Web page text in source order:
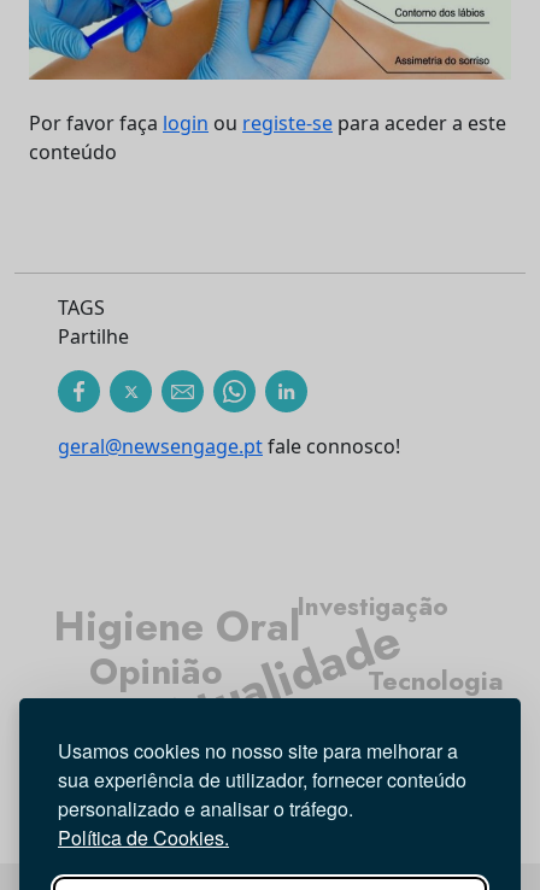
Usamos cookies no nosso site para melhorar a
sua experiência de utilizador, fornecer conteúdo
personalizado e analisar o tráfego.
Política de Cookies.
Por favor faça login ou registe-se para aceder a este
conteúdo
TAGS
Partilhe
geral@newsengage.ptfale connosco!
Atualidade
Médicos Dentistas
Higiene Oral
Opinião Tecnologia
Investigação